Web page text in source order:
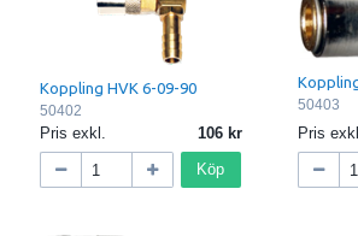
Koppling HVK 6-09-90
50402
Pris exkl. 106
Köp
50403
Pris exkl.